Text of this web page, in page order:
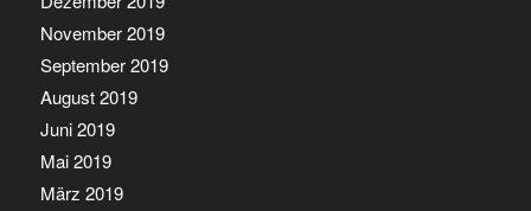
November 2019
September 2019
August 2019
Juni 2019
Mai 2019
März 2019